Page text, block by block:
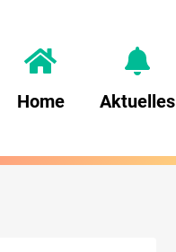
Home Aktuelles